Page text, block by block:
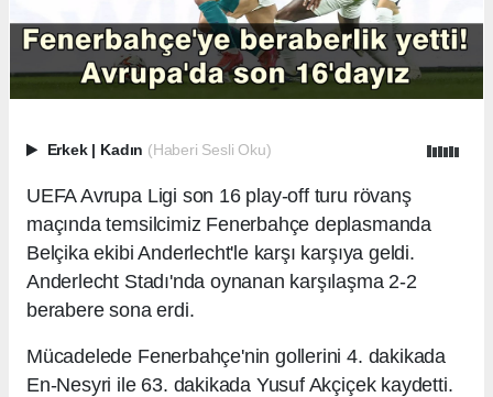
Erkek | Kadın (Haberi Sesli Oku)
UEFA Avrupa Ligi son 16 play-off turu rövanş
maçında temsilcimiz Fenerbahçe deplasmanda
Belçika ekibi Anderlecht'le karşı karşıya geldi.
Anderlecht Stadı'nda oynanan karşılaşma 2-2
berabere sona erdi.
Mücadelede Fenerbahçe'nin gollerini 4. dakikada
En-Nesyri ile 63. dakikada Yusuf Akçiçek kaydetti.